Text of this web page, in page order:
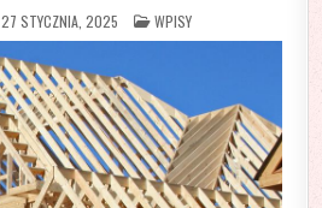
27 STYCZNIA, 2025 POSTED
IN
WPISY